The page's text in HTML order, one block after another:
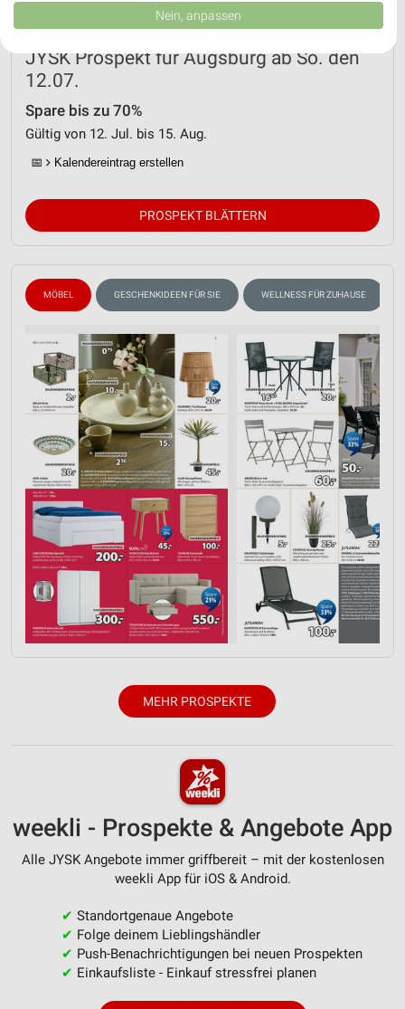
JYSK Prospekt für Augsburg ab So. den
12.07.
Spare bis zu 70%
Gültig von 12. Jul. bis 15. Aug.
📅 Kalendereintrag erstellen
PROSPEKT BLÄTTERN
MÖBEL GESCHENKIDEEN FÜR SIE WELLNESS FÜR ZUHAUSE
MEHR PROSPEKTE
weekli - Prospekte & Angebote App
Alle JYSK Angebote immer griffbereit – mit der kostenlosen
weekli App für iOS & Android.
✔ Standortgenaue Angebote
✔ Folge deinem Lieblingshändler
✔ Push-Benachrichtigungen bei neuen Prospekten
✔ Einkaufsliste - Einkauf stressfrei planen
Daten können außerhalb der Europäischen Union weitergegeben und in die
Website/App.
Partnerliste anzeigen (1 IAB-Anbieter)
Wir nutzen Ihre Daten für folgende Zwecke:
IAB-Verarbeitungszwecke:
Speichern von oder Zugriff auf Informationen
auf einem Endgerät
Verwendung reduzierter Daten zur Auswahl von
Verwendung von Profilen zur Auswahl
Erstellung von Profilen zur Personalisierung
von Inhalten
Verwendung von Profilen zur Auswahl
personalisierter Inhalte
Messung der Werbeleistung
Messung der Performance von Inhalten
Analyse von Zielgruppen durch Statistiken oder
Kombinationen von Daten aus verschiedenen
Quellen
Entwicklung und Verbesserung der Angebote
Verwendung reduzierter Daten zur Auswahl von
Verwendung genauer Standortdaten
Geräte anhand von aktiv angeforderten
Informationen identifizieren
Notwendig
Performance
Werbung
Nein, anpassen